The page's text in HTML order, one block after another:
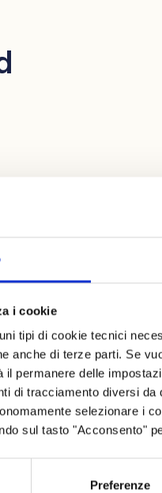
i cookie
tipi di cookie tecnici
anche di terze parti. Se
il permanere delle
di tracciamento diversi
selezionare i
sul tasto "Acconsento"
Preferenze